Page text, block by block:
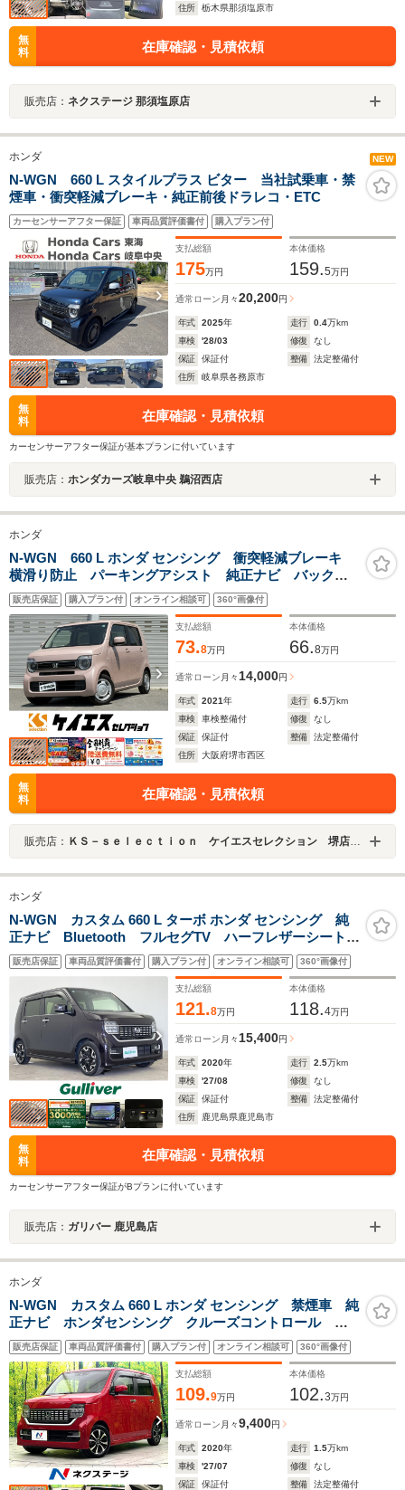
住所 栃木県那須塩原市
無
料
在庫確認・見積依頼
販売店： ネクステージ 那須塩原店
ホンダ NEW
N-WGN 660 L スタイルプラス ビター 当社試乗車・禁
煙車・衝突軽減ブレーキ・純正前後ドラレコ・ETC
カーセンサーアフター保証 車両品質評価書付 購入プラン付
支払総額
175万円
本体価格
159.5万円
通常ローン 月々20,200円
年式 2025年 走行 0.4万km
車検
'28/03 修復
なし
保証
保証付 整備
法定整備付
住所
岐阜県各務原市
無
料
在庫確認・見積依頼
カーセンサーアフター保証が基本プランに付いています
販売店： ホンダカーズ岐阜中央 鵜沼西店
ホンダ
N-WGN 660 L ホンダ センシング 衝突軽減ブレーキ
横滑り防止 パーキングアシスト 純正ナビ バックカ
メラ ETC オートエアコン 電格ミラー パワーウィ
ンドウ 純正スマートキー 1年保証
販売店保証 購入プラン付 オンライン相談可 360°画像付
支払総額
73.8万円
本体価格
66.8万円
通常ローン 月々14,000円
年式 2021年 走行 6.5万km
車検
車検整備付 修復
なし
保証
保証付 整備
法定整備付
住所
大阪府堺市西区
無
料
在庫確認・見積依頼
販売店： ＫＳ－ｓｅｌｅｃｔｉｏｎ ケイエスセレクション 堺店 軽自動車専門店
ホンダ
N-WGN カスタム 660 L ターボ ホンダ センシング 純
正ナビ Bluetooth フルセグTV ハーフレザーシート
パドルシフト ETC バックカメラ 純正フロアマッ
ト 運転席パワーシート パーキングセンサー ステア
リングスイッチ ドライブレコーダー
販売店保証 車両品質評価書付 購入プラン付 オンライン相談可 360°画像付
支払総額
121.8万円
本体価格
118.4万円
通常ローン 月々 15,400円
年式 2020年 走行 2.5万km
車検
'27/08 修復
なし
保証
保証付 整備
法定整備付
住所
鹿児島県鹿児島市
無
料
在庫確認・見積依頼
カーセンサーアフター保証がBプランに付いています
販売店： ガリバー 鹿児島店
ホンダ
N-WGN カスタム 660 L ホンダ センシング 禁煙車 純
正ナビ ホンダセンシング クルーズコントロール バ
ックカメラ シートヒーター オートライト オートエ
アコン LEDヘッドライト スマートキー ETC ドラ
イブレコーダー
販売店保証 車両品質評価書付 購入プラン付 オンライン相談可 360°画像付
支払総額
109.9万円
本体価格
102.3万円
通常ローン 月々9,400円
年式 2020年 走行 1.5万km
車検
'27/07 修復
なし
保証
保証付 整備
法定整備付